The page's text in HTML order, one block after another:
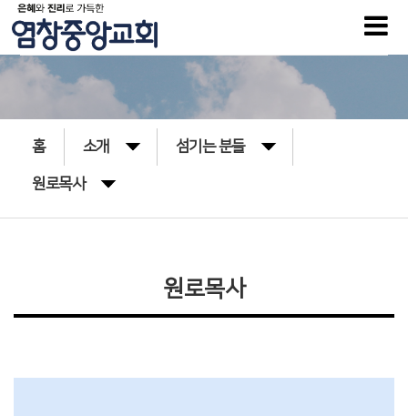
홈 소개 섬기는 분들
원로목사
원로목사